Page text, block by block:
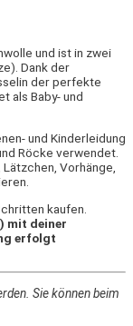
und ist in zwei
Dank der
der perfekte
als Baby- und
und Kinderleidung
Röcke verwendet.
Vorhänge,
kaufen.
mit deiner
erfolgt
Sie können beim